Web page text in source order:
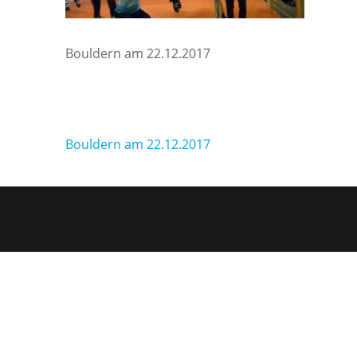
Bouldern am 22.12.2017
Beitragsnavigation
Bouldern am 22.12.2017